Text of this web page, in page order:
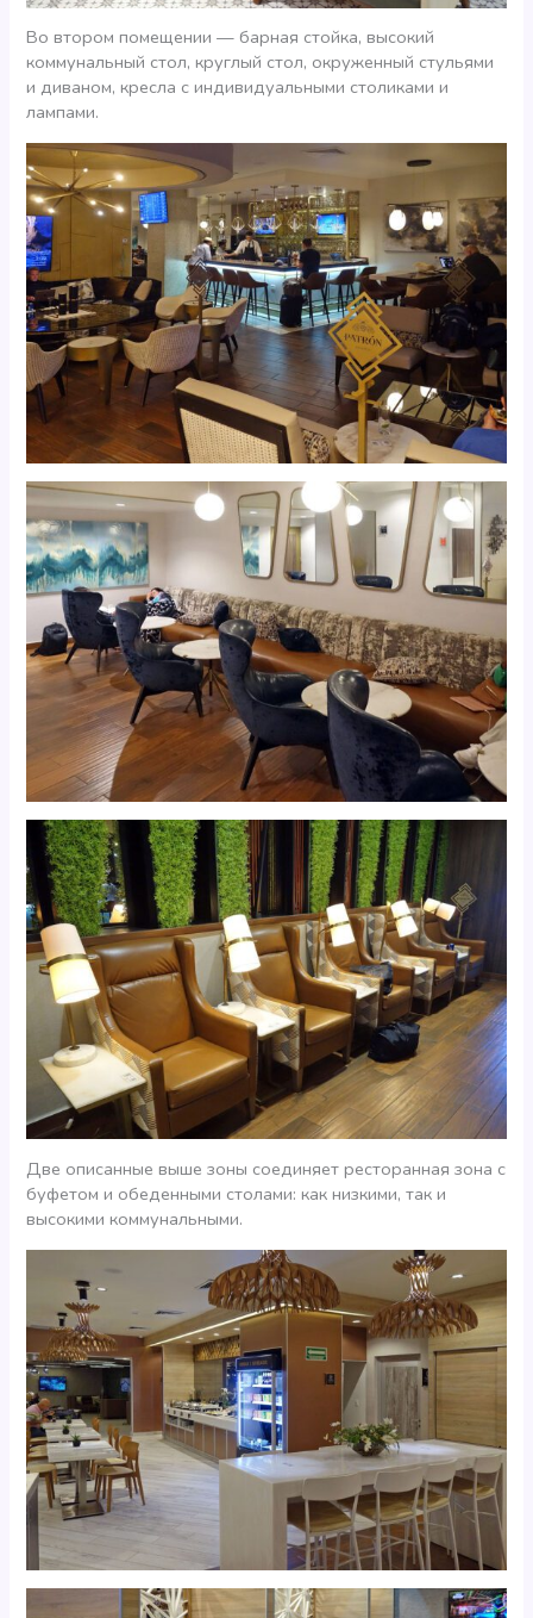
Во втором помещении — барная стойка, высокий
коммунальный стол, круглый стол, окруженный стульями
и диваном, кресла с индивидуальными столиками и
лампами.
Две описанные выше зоны соединяет ресторанная зона с
буфетом и обеденными столами: как низкими, так и
высокими коммунальными.